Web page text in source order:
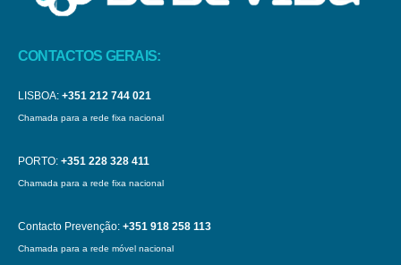
CONTACTOS GERAIS:
LISBOA: +351 212 744 021
Chamada para a rede fixa nacional
PORTO: +351 228 328 411
Chamada para a rede fixa nacional
Contacto Prevenção: +351 918 258 113
Chamada para a rede móvel nacional